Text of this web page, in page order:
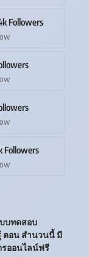
Followers
Followers
บทดสอบ
ตอน สำนวนนี้ มี
รออนไลน์ฟรี